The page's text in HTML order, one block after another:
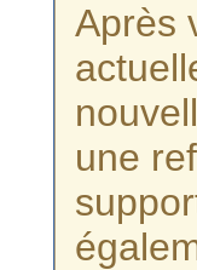
Après
une